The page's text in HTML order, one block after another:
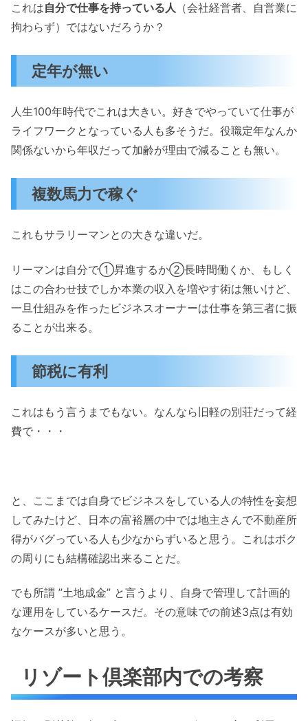
これは自分で仕事を持っている人 （会社経営者、自営業に
拘わらず）ではないだろうか？
定年が無い
人生100年時代でこれは大きい。好きでやっていて仕事が
ライフワークとなっている人も多そうだ。役職定年なんか
関係ないから年収だって加齢が理由で減ることも無い。
複数馬力で稼ぐ
これもサラリーマンとの大きな違いだ。
リーマンは自分で①昇進するか②長時間働くか、もしく
はこの合わせ技でしか本業の収入を増やす術は無いけど、
一旦仕組みを作ったビジネスオーナーは仕事を第三者に振
ることが出来る。
節税に有利
これはもう言うまでもない。なんなら旧軽の別荘だって経
費で・・・
と、ここまでは自身でビジネスをしている人の特性を妄想
してみたけど、日本の富裕層の中では地主さんで不動産所
得がバグっている人も少なからずいると思う。これはボク
の周りにも結構確認出来ることだ。
でも所謂 ”土地成金” と言うより、自身で管理して計画的
な運用をしているケースだ。その意味での前述3点は有効
なケースが多いと思う。
リゾート倶楽部内での考察